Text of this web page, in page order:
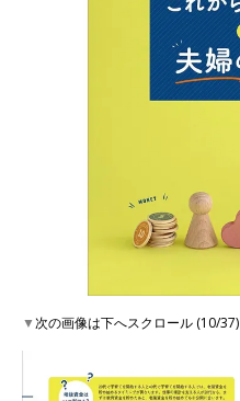
▼次の画像は下へスクロール (10/37)